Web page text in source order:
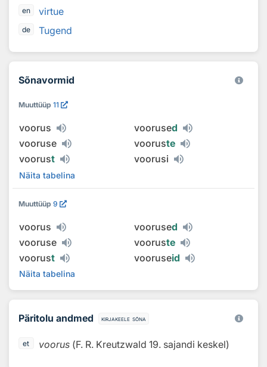
en virtue
de Tugend
Sõnavormid
Muuttüüp 11
voorus voorused
vooruse
vooruste
voorust voorusi
Näita tabelina
Muuttüüp 9
voorus voorused
vooruse
vooruste
voorust vooruseid
Näita tabelina
Päritolu andmed kirjakeele sõna
et voorus (F. R. Kreutzwald 19. sajandi keskel)